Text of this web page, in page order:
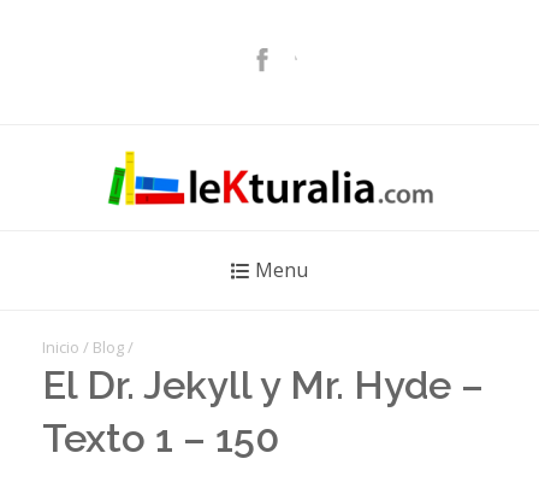
Menu
Inicio / Blog /
El Dr. Jekyll y Mr. Hyde –
Texto 1 – 150